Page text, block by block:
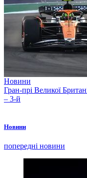
Новини
Гран-прі Великої
– 3-й
Новини
попередні новини